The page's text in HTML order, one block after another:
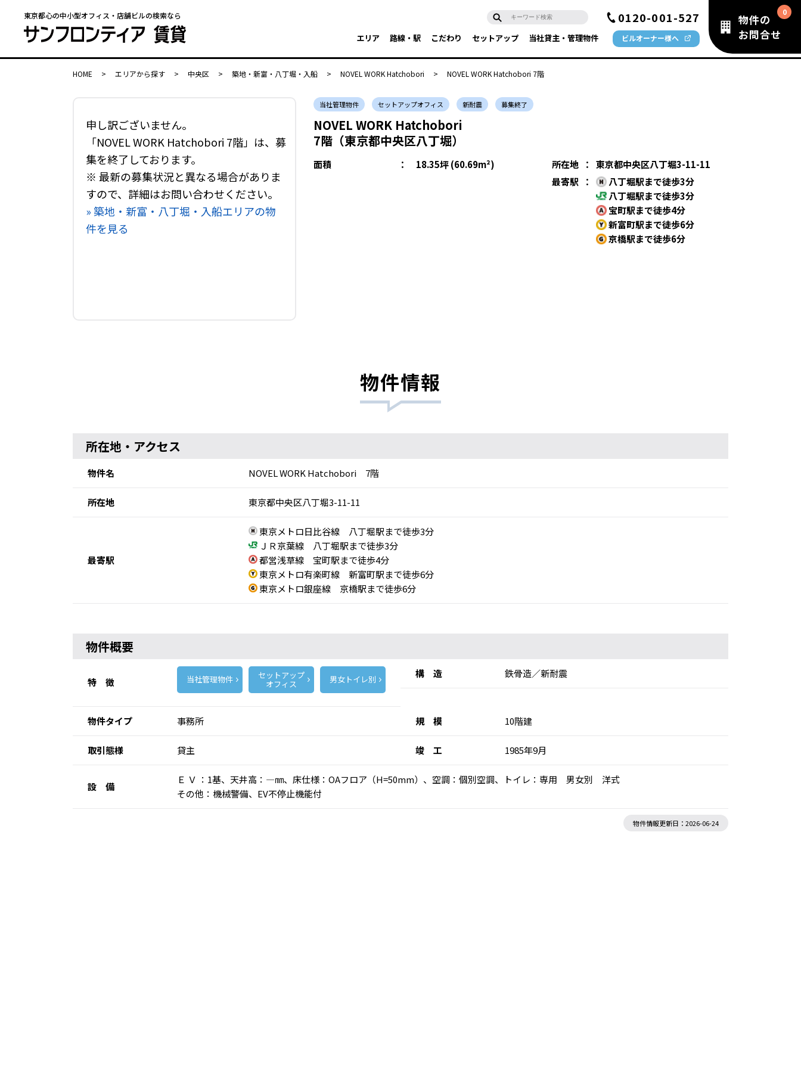
東京都心の中小型オフィス・店舗ビルの検索なら 0120-001-527
エリア 路線・駅 こだわり セットアップ 当社貸主・管理物件 ビルオーナー様へ
物件の
お問合せ
HOME > エリアから探す > 中央区 > 築地・新富・八丁堀・入船 > NOVEL WORK Hatchobori > NOVEL WORK Hatchobori 7階
申し訳ございません。
「NOVEL WORK Hatchobori 7階」は、募
集を終了しております。
※ 最新の募集状況と異なる場合がありま
すので、詳細はお問い合わせください。
» 築地・新富・八丁堀・入船エリアの物
件を見る
当社管理物件 セットアップオフィス 新耐震 募集終了
NOVEL WORK Hatchobori
7階（東京都中央区八丁堀）
面積 ： 18.35坪 (60.69m²) 所在地 ：
東京都中央区八丁堀3-11-11
最寄駅
：
八丁堀駅まで徒歩3分
八丁堀駅まで徒歩3分
宝町駅まで徒歩4分
新富町駅まで徒歩6分
京橋駅まで徒歩6分
物件情報
所在地・アクセス
物件名 NOVEL WORK Hatchobori 7階
所在地 東京都中央区八丁堀3-11-11
最寄駅
東京メトロ日比谷線 八丁堀駅まで徒歩3分
ＪＲ京葉線 八丁堀駅まで徒歩3分
都営浅草線 宝町駅まで徒歩4分
東京メトロ有楽町線 新富町駅まで徒歩6分
東京メトロ銀座線 京橋駅まで徒歩6分
物件概要
特 徴 当社管理物件 セットアップ
オフィス 男女トイレ別 構 造 鉄骨造／新耐震
物件タイプ 事務所 規 模 10階建
取引態様 貸主 竣 工 1985年9月
設 備
Ｅ Ｖ ：1基、天井高：―㎜、床仕様：OAフロア（H=50mm）、空調：個別空調、トイレ：専用 男女別 洋式
その他：機械警備、EV不停止機能付
物件情報更新日：2026-06-24